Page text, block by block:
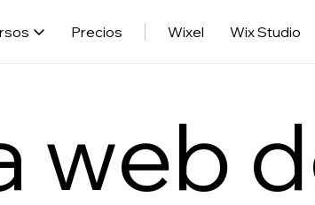
Precios Wixel Wix Studio
web